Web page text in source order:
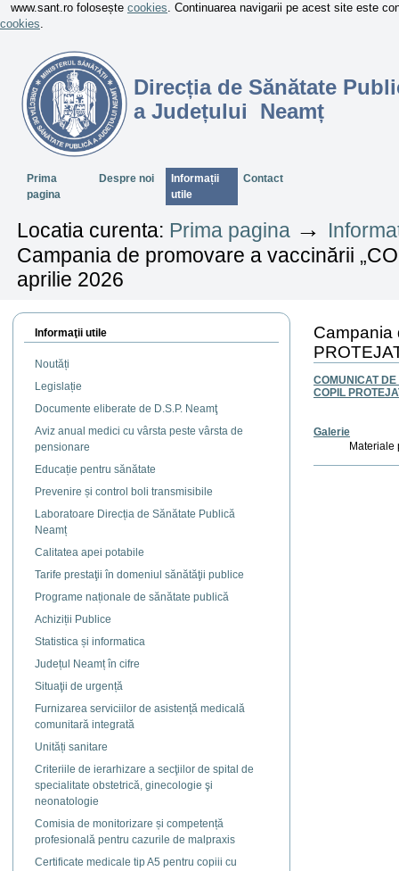
www.sant.ro folosește cookies. Continuarea navigarii pe acest site este
cookies.
Direcția de Sănătate
a Județului Neamț
SectiuniPrima
pagina
Despre noi
Informații
utile
Contact
Locatia curenta: Prima pagina →
Campania de promovare a vaccinării
aprilie 2026
Informaţii utile
Noutăți
Legislație
Documente eliberate de D.S.P. Neamţ
Aviz anual medici cu vârsta peste vârsta de
pensionare
Educație pentru sănătate
Prevenire și control boli transmisibile
Laboratoare Direcția de Sănătate Publică
Neamț
Calitatea apei potabile
Tarife prestaţii în domeniul sănătăţii publice
Programe naționale de sănătate publică
Achiziții Publice
Statistica și informatica
Județul Neamț în cifre
Situaţii de urgență
Furnizarea serviciilor de asistență medicală
comunitară integrată
Unități sanitare
Criteriile de ierarhizare a secţiilor de spital de
specialitate obstetrică, ginecologie şi
neonatologie
Comisia de monitorizare și competență
profesională pentru cazurile de malpraxis
Certificate medicale tip A5 pentru copiii cu
Campania
COMUNICAT
COPIL
Galerie
Materiale